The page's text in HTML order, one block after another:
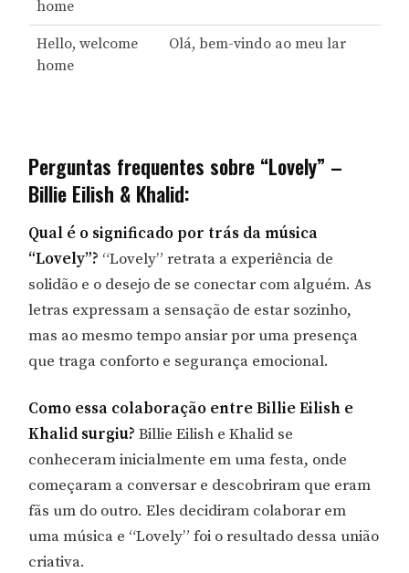
home
Hello, welcome
home
Olá, bem-vindo ao meu lar
Perguntas frequentes sobre “Lovely” –
Billie Eilish & Khalid:
Qual é o significado por trás da música
“Lovely”? “Lovely” retrata a experiência de
solidão e o desejo de se conectar com alguém. As
letras expressam a sensação de estar sozinho,
mas ao mesmo tempo ansiar por uma presença
que traga conforto e segurança emocional.
Como essa colaboração entre Billie Eilish e
Khalid surgiu? Billie Eilish e Khalid se
conheceram inicialmente em uma festa, onde
começaram a conversar e descobriram que eram
fãs um do outro. Eles decidiram colaborar em
uma música e “Lovely” foi o resultado dessa união
criativa.